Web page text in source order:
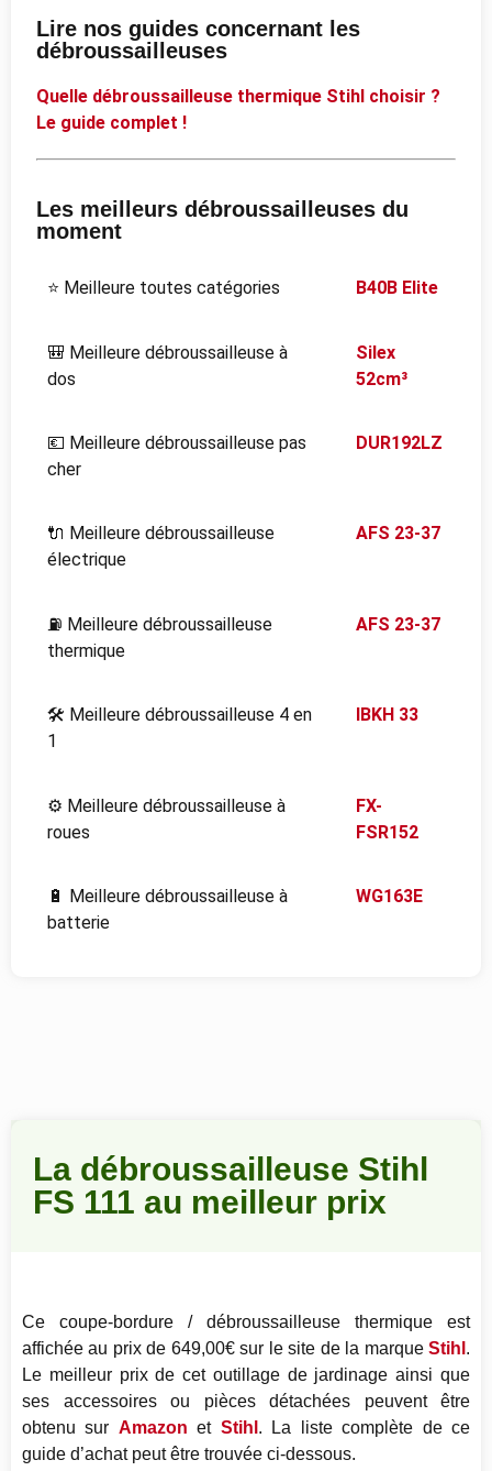
Lire nos guides concernant les
débroussailleuses
Quelle débroussailleuse thermique Stihl choisir ?
Le guide complet !
Les meilleurs débroussailleuses du
moment
⭐ Meilleure toutes catégories B40B Elite
🎒 Meilleure débroussailleuse à
dos
Silex
52cm³
💶 Meilleure débroussailleuse pas
cher
DUR192LZ
🔌 Meilleure débroussailleuse
électrique
AFS 23-37
⛽ Meilleure débroussailleuse
thermique
AFS 23-37
🛠️ Meilleure débroussailleuse 4 en
1
IBKH 33
⚙️ Meilleure débroussailleuse à
roues
FX-
FSR152
🔋 Meilleure débroussailleuse à
batterie
WG163E
La débroussailleuse Stihl
FS 111 au meilleur prix
Ce coupe-bordure / débroussailleuse thermique est
affichée au prix de 649,00€ sur le site de la marque Stihl .
Le meilleur prix de cet outillage de jardinage ainsi que
ses accessoires ou pièces détachées peuvent être
obtenu sur Amazon et Stihl . La liste complète de ce
guide d’achat peut être trouvée ci-dessous.